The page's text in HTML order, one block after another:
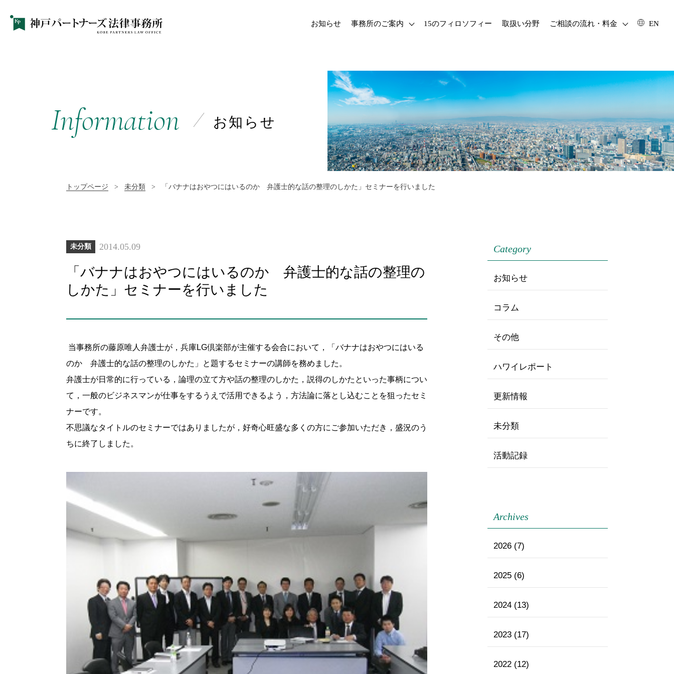
お知らせ 事務所のご案内 15のフィロソフィー 取扱い分野 ご相談の流れ・料金 EN
Information お知らせ
トップページ > 未分類 > 「バナナはおやつにはいるのか 弁護士的な話の整理のしかた」セミナーを行いました
未分類 2014.05.09
「バナナはおやつにはいるのか 弁護士的な話の整理の
しかた」セミナーを行いました
当事務所の藤原唯人弁護士が，兵庫LG倶楽部が主催する会合において，「バナナはおやつにはいる
のか 弁護士的な話の整理のしかた」と題するセミナーの講師を務めました。
弁護士が日常的に行っている，論理の立て方や話の整理のしかた，説得のしかたといった事柄につい
て，一般のビジネスマンが仕事をするうえで活用できるよう，方法論に落とし込むことを狙ったセミ
ナーです。
不思議なタイトルのセミナーではありましたが，好奇心旺盛な多くの方にご参加いただき，盛況のう
ちに終了しました。
Category
お知らせ
コラム
その他
ハワイレポート
更新情報
未分類
活動記録
Archives
2026 (7)
2025 (6)
2024 (13)
2023 (17)
2022 (12)